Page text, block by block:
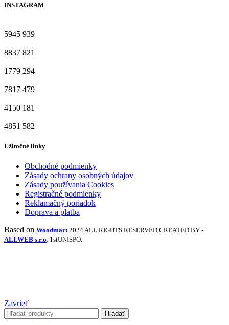
INSTAGRAM
5945 939
8837 821
1779 294
7817 479
4150 181
4851 582
Užitočné linky
Obchodné podmienky
Zásady ochrany osobných údajov
Zásady používania Cookies
Registračné podmienky
Reklamačný poriadok
Doprava a platba
Based on Woodmart 2024 ALL RIGHTS RESERVED CREATED BY -
ALLWEB s.r.o. 1stUNISPO.
Zavrieť
Hľadať